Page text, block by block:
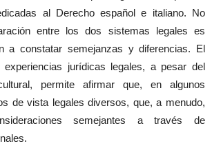
al Derecho español e italiano. No
entre los dos sistemas legales es
a constatar semejanzas y diferencias. El
jurídicas legales, a pesar del
permite afirmar que, en algunos
de vista legales diversos, que, a menudo,
semejantes a través de